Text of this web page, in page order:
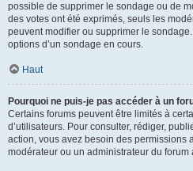
possible de supprimer le sondage ou de
des votes ont été exprimés, seuls les
peuvent modifier ou supprimer le
options d’un sondage en cours.
Haut
Pourquoi ne puis-je pas accéder à un
Certains forums peuvent être limités à
d’utilisateurs. Pour consulter, rédiger,
action, vous avez besoin des permissions
modérateur ou un administrateur du